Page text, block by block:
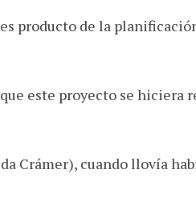
producto de la
este proyecto se hiciera
Crámer), cuando llovía